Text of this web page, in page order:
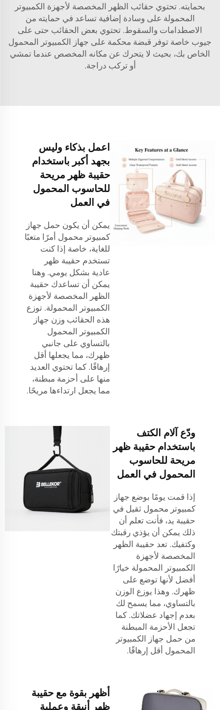
بحمايته. تحتوي حقائب الظهر المخصصة لأجهزة الكمبيوتر
المحمولة على وسادة إضافية تساعد في حمايته من
الاصطدامات والسقوط. تحتوي بعض الحقائب حتى على
جيوب خاصة توفر قبضة محكمة على جهاز الكمبيوتر المحمول
الخاص بك، بحيث لا يتحرك عن مكانه المخصص عندما تمشي
أو تركب دراجة.
اعمل بذكاء وليس
بجهد أكبر باستخدام
حقيبة ظهر مريحة
للحاسوب المحمول
في العمل
يمكن أن يكون حمل جهاز
كمبيوتر محمول أمرًا متعبًا
للغاية، خاصة إذا كنت
تستخدم حقيبة ظهر
عادية بشكل يومي. وهنا
يمكن أن تساعدك حقيبة
الظهر المخصصة لأجهزة
الكمبيوتر المحمولة. توزع
هذه الحقائب وزن جهاز
الكمبيوتر المحمول
بالتساوي على جانبي
ظهرك، مما يجعلها أقل
إرهاقًا. كما تحتوي العديد
منها على أحزمة مبطنة،
مما يجعل ارتداءها مريحًا.
ودّع آلام الكتف
باستخدام حقيبة ظهر
مريحة للحاسوب
المحمول في العمل
إذا قمت يومًا بوضع جهاز
كمبيوتر محمول ثقيل في
حقيبة يد، فأنت تعلم أن
ذلك يمكن أن يؤذي رقبتك
وكتفيك. تعد حقيبة الظهر
المخصصة لأجهزة
الكمبيوتر المحمولة خيارًا
أفضل لأنها توضع على
ظهرك. وهذا يوزع الوزن
بالتساوي، مما يسمح لك
بعدم إجهاد عضلاتك. كما
تجعل الأحزمة المبطنة
من حمل جهاز الكمبيوتر
المحمول أقل إرهاقًا.
أظهر بقوة مع حقيبة
ظهر أنيقة وعملية